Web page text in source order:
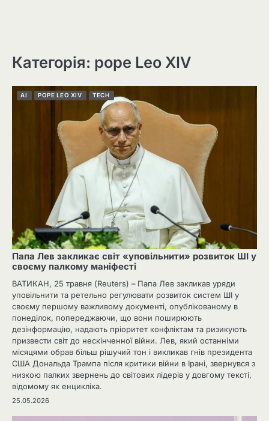
Категорія: pope Leo XIV
AI POPE LEO XIV TECH
Папа Лев закликає світ «уповільнити» розвиток ШІ у
своєму палкому маніфесті
ВАТИКАН, 25 травня (Reuters) – Папа Лев закликав уряди
уповільнити та ретельно регулювати розвиток систем ШІ у
своєму першому важливому документі, опублікованому в
понеділок, попереджаючи, що вони поширюють
дезінформацію, надають пріоритет конфліктам та ризикують
призвести світ до нескінченної війни. Лев, який останніми
місяцями обрав більш рішучий тон і викликав гнів президента
США Дональда Трампа після критики війни в Ірані, звернувся з
низкою палких звернень до світових лідерів у довгому тексті,
відомому як енцикліка.
25.05.2026